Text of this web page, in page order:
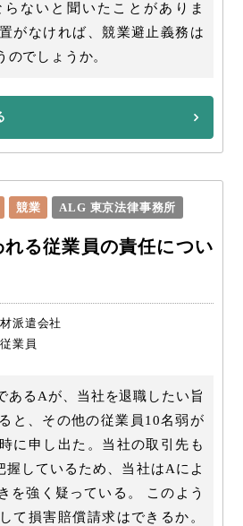
ないと聞いたことがありま
がなければ、競業避止義務は
のでしょうか。
競業 ALG 東京法律事務所
る従業員の責任につい
派遣会社
業員
あるAが、当社を退職したい旨
と、その他の従業員10名弱が
に申し出た。当社の取引先も
握しているため、当社はAによ
を強く疑っている。 このよう
て損害賠償請求はできるか。